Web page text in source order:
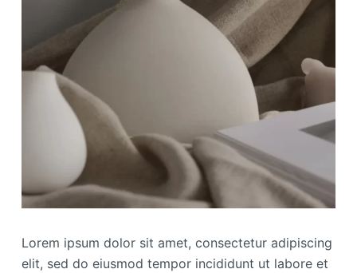
Lorem ipsum dolor sit amet, consectetur adipiscing
elit, sed do eiusmod tempor incididunt ut labore et